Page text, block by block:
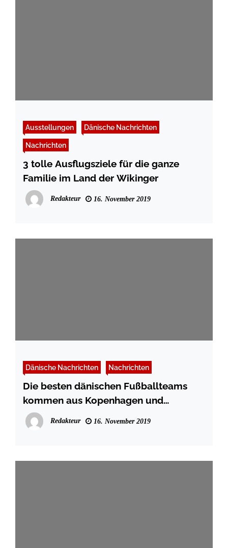
Ausstellungen Dänische Nachrichten
Nachrichten
3 tolle Ausflugsziele für die ganze
Familie im Land der Wikinger
Redakteur 16. November 2019
Dänische Nachrichten Nachrichten
Die besten dänischen Fußballteams
kommen aus Kopenhagen und
Midtjylland
Redakteur 16. November 2019